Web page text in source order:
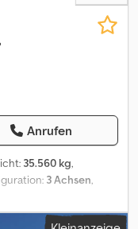
Anrufen
35.560 kg,
3 Achsen,
mit